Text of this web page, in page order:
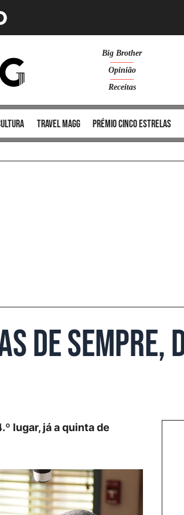
Big Brother
Opinião
Receitas
Travel MAGG Prémio Cinco Estrelas
de sempre,
lugar, já a quinta de